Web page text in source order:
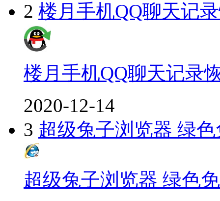
2 楼月手机QQ聊天记
楼月手机QQ聊天记录
2020-12-14
3 超级兔子浏览器 绿
超级兔子浏览器 绿色